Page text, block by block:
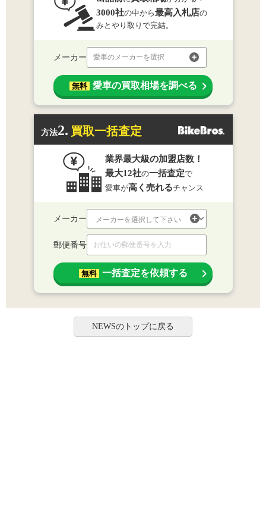
3000社の中から最高入札店の
みとやり取りで完結。
メーカー 愛車のメーカーを選択
無料 愛車の買取相場を調べる
方法2. 買取一括査定
業界最大級の加盟店数！
最大12社の一括査定で
愛車が高く売れるチャンス
メーカー
郵便番号
無料 一括査定を依頼する
NEWSのトップに戻る